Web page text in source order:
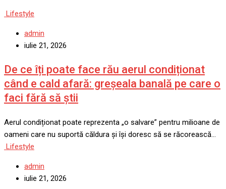
Lifestyle
admin
iulie 21, 2026
De ce îți poate face rău aerul condiționat
când e cald afară: greșeala banală pe care o
faci fără să știi
Aerul condiționat poate reprezenta „o salvare” pentru milioane de
oameni care nu suportă căldura și își doresc să se răcorească…
Lifestyle
admin
iulie 21, 2026